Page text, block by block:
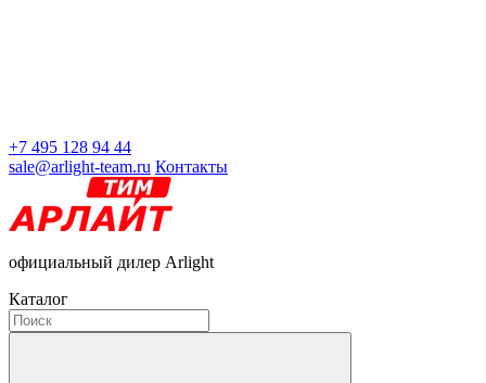
+7 495 128 94 44
sale@arlight-team.ru Контакты
официальный дилер Arlight
Каталог